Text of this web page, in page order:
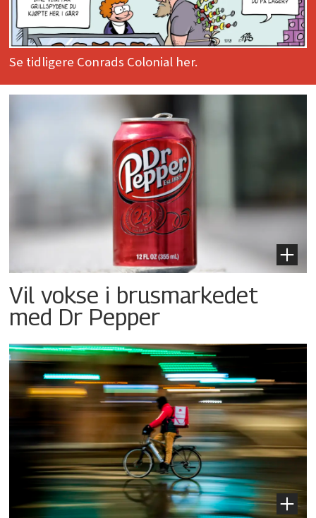
Se tidligere Conrads Colonial her.
Vil vokse i brusmarkedet
med Dr Pepper